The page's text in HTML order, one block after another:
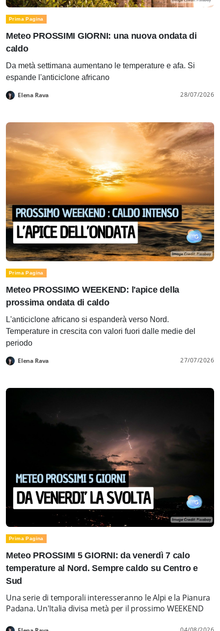
Prima Pagina
Meteo PROSSIMI GIORNI: una nuova ondata di
caldo
Da metà settimana aumentano le temperature e afa. Si
espande l'anticiclone africano
Elena Rava 28/07/2026
Prima Pagina
Meteo PROSSIMO WEEKEND: l'apice della
prossima ondata di caldo
L'anticiclone africano si espanderà verso Nord.
Temperature in crescita con valori fuori dalle medie del
periodo
Elena Rava 27/07/2026
Prima Pagina
Meteo PROSSIMI 5 GIORNI: da venerdì 7 calo
temperature al Nord. Sempre caldo su Centro e
Sud
Una serie di temporali interesseranno le Alpi e la Pianura
Padana. Un'Italia divisa metà per il prossimo WEEKEND